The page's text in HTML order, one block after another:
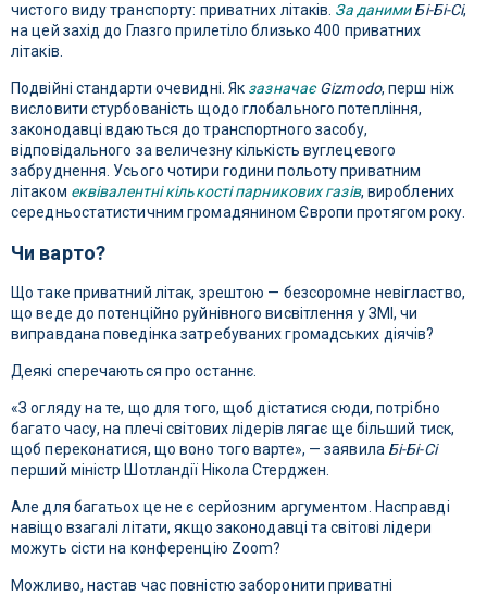
чистого виду транспорту: приватних літаків. За даними Бі-Бі-Сі,
на цей захід до Глазго прилетіло близько 400 приватних
літаків.
Подвійні стандарти очевидні. Як зазначає Gizmodo, перш ніж
висловити стурбованість щодо глобального потепління,
законодавці вдаються до транспортного засобу,
відповідального за величезну кількість вуглецевого
забруднення. Усього чотири години польоту приватним
літаком еквівалентні кількості парникових газів, вироблених
середньостатистичним громадянином Європи протягом року.
Чи варто?
Що таке приватний літак, зрештою — безсоромне невігластво,
що веде до потенційно руйнівного висвітлення у ЗМІ, чи
виправдана поведінка затребуваних громадських діячів?
Деякі сперечаються про останнє.
«З огляду на те, що для того, щоб дістатися сюди, потрібно
багато часу, на плечі світових лідерів лягає ще більший тиск,
щоб переконатися, що воно того варте», — заявила Бі-Бі-Сі
перший міністр Шотландії Нікола Стерджен.
Але для багатьох це не є серйозним аргументом. Насправді
навіщо взагалі літати, якщо законодавці та світові лідери
можуть сісти на конференцію Zoom?
Можливо, настав час повністю заборонити приватні